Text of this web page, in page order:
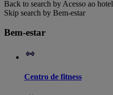
Back to search by Acesso ao hotel
Skip search by Bem-estar
Bem-estar
Centro de fitness